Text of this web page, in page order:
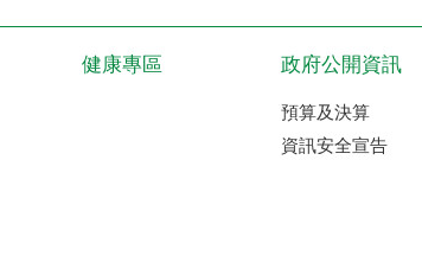
健康專區 政府公開資訊
預算及決算
資訊安全宣告